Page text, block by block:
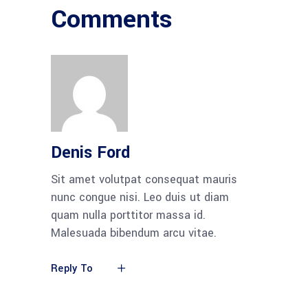
Comments
Denis Ford
Sit amet volutpat consequat mauris
nunc congue nisi. Leo duis ut diam
quam nulla porttitor massa id.
Malesuada bibendum arcu vitae.
Reply To